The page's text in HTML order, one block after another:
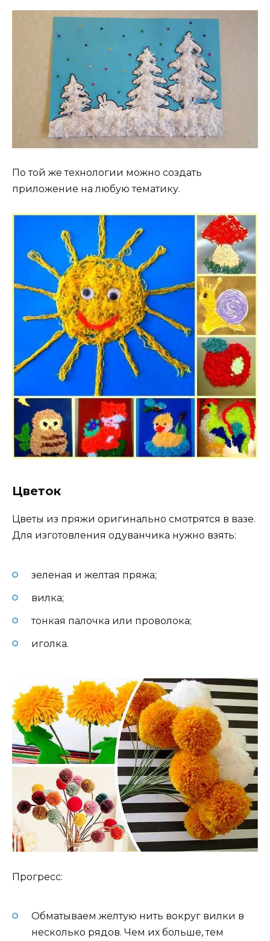
По той же технологии можно создать
приложение на любую тематику.
Цветок
Цветы из пряжи оригинально смотрятся в вазе.
Для изготовления одуванчика нужно взять:
зеленая и желтая пряжа;
вилка;
тонкая палочка или проволока;
иголка.
Прогресс:
Обматываем желтую нить вокруг вилки в
несколько рядов. Чем их больше, тем